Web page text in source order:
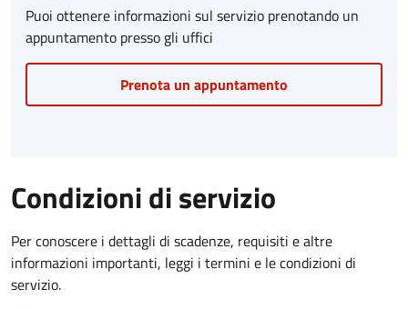
Puoi ottenere informazioni sul servizio prenotando un
appuntamento presso gli uffici
Prenota un appuntamento
Condizioni di servizio
Per conoscere i dettagli di scadenze, requisiti e altre
informazioni importanti, leggi i termini e le condizioni di
servizio.